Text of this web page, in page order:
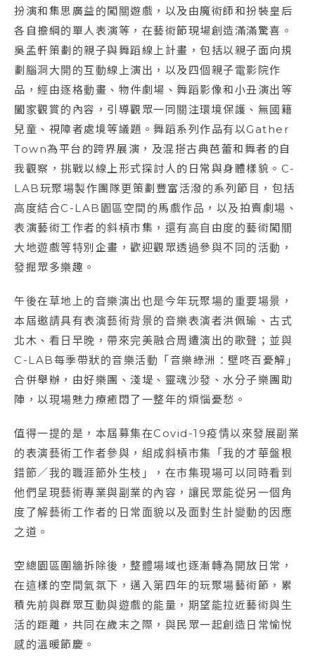
扮演和集思廣益的闖關遊戲，以及由魔術師和扮裝皇后
各自擔綱的單人表演等，在藝術節現場創造滿滿驚喜。
吳孟軒策劃的親子與舞蹈線上計畫，包括以親子面向規
劃腦洞大開的互動線上演出，以及四個親子電影院作
品，經由逐格動畫、物件劇場、舞蹈影像和小丑演出等
闔家觀賞的內容，引導觀眾一同關注環境保護、無國籍
兒童、視障者處境等議題。舞蹈系列作品有以Gather
Town為平台的跨界展演，及混搭古典芭蕾和舞者的自
我觀察，挑戰以線上形式探討人的日常與身體樣貌。C-
LAB玩聚場製作團隊更策劃豐富活潑的系列節目，包括
高度結合C-LAB園區空間的馬戲作品，以及拍賣劇場、
表演藝術工作者的斜槓市集，還有高自由度的藝術闖關
大地遊戲等特別企畫，歡迎觀眾透過參與不同的活動，
發掘眾多樂趣。
午後在草地上的音樂演出也是今年玩聚場的重要場景，
本屆邀請具有表演藝術背景的音樂表演者洪佩瑜、古式
北木、看日早晚，帶來完美融合周遭演出的歌聲；並與
C-LAB每季帶狀的音樂活動「音樂綠洲：壁咚百憂解」
合併舉辦，由好樂團、淺堤、靈魂沙發、水分子樂團助
陣，以現場魅力療癒悶了一整年的煩惱憂愁。
值得一提的是，本屆募集在Covid-19疫情以來發展副業
的表演藝術工作者參與，組成斜槓市集「我的才華盤根
錯節／我的職涯節外生枝」，在市集現場可以同時看到
他們呈現藝術專業與副業的內容，讓民眾能從另一個角
度了解藝術工作者的日常面貌以及面對生計變動的因應
之道。
空總園區圍牆拆除後，整體場域也逐漸轉為開放日常，
在這樣的空間氣氛下，邁入第四年的玩聚場藝術節，累
積先前與群眾互動與遊戲的能量，期望能拉近藝術與生
活的距離，共同在歲末之際，與民眾一起創造日常愉悅
感的溫暖節慶。